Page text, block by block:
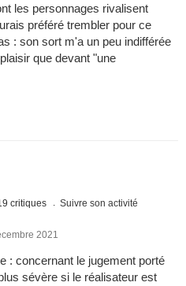
les personnages rivalisent
préféré trembler pour ce
: son sort m'a un peu indifférée
que devant "une
critiques Suivre son activité
2021
: concernant le jugement porté
sévère si le réalisateur est